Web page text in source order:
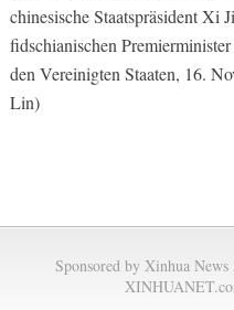
chinesische Staatspräsident Xi
fidschianischen
den Vereinigten Staaten, 16.
Lin)
Sponsored by Xinhua